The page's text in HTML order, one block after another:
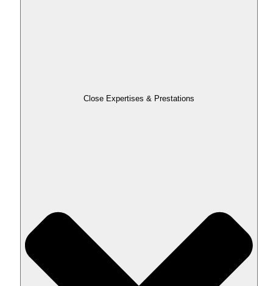
Close Expertises & Prestations